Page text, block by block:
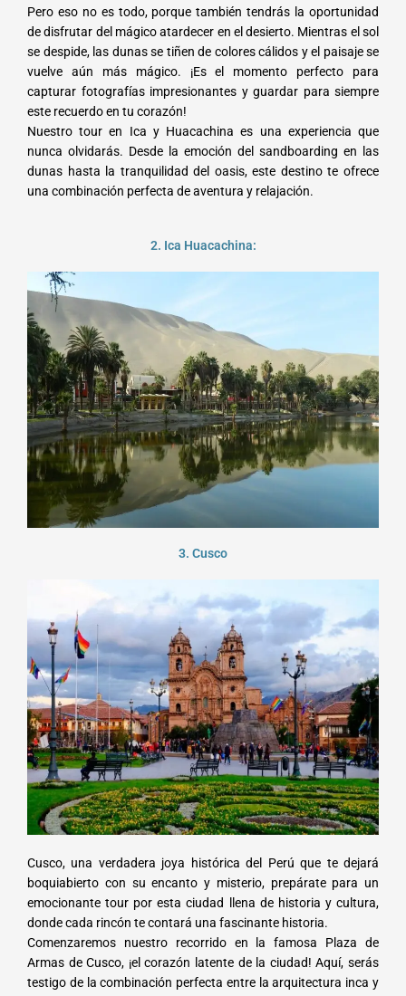
Pero eso no es todo, porque también tendrás la oportunidad
de disfrutar del mágico atardecer en el desierto. Mientras el sol
se despide, las dunas se tiñen de colores cálidos y el paisaje se
vuelve aún más mágico. ¡Es el momento perfecto para
capturar fotografías impresionantes y guardar para siempre
este recuerdo en tu corazón!
Nuestro tour en Ica y Huacachina es una experiencia que
nunca olvidarás. Desde la emoción del sandboarding en las
dunas hasta la tranquilidad del oasis, este destino te ofrece
una combinación perfecta de aventura y relajación.
2. Ica Huacachina:
3. Cusco
Cusco, una verdadera joya histórica del Perú que te dejará
boquiabierto con su encanto y misterio, prepárate para un
emocionante tour por esta ciudad llena de historia y cultura,
donde cada rincón te contará una fascinante historia.
Comenzaremos nuestro recorrido en la famosa Plaza de
Armas de Cusco, ¡el corazón latente de la ciudad! Aquí, serás
testigo de la combinación perfecta entre la arquitectura inca y